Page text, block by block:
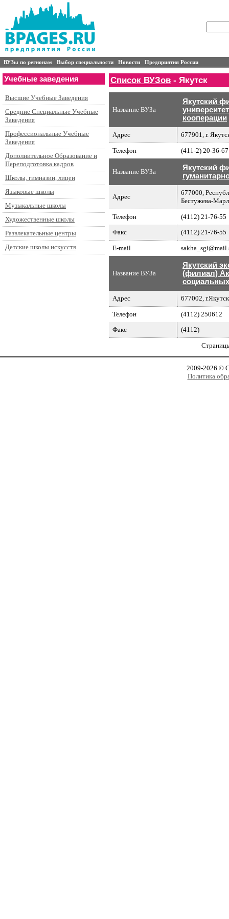
ВУЗы по регионам Выбор специальности Новости Предприятия России
Учебные заведения
Высшие Учебные Заведения
Средние Специальные Учебные
Заведения
Профессиональные Учебные
Заведения
Дополнительное Образование и
Переподготовка кадров
Школы, гимназии, лицеи
Языковые школы
Музыкальные школы
Художественные школы
Развлекательные центры
Детские школы искусств
Список ВУЗов - Якутск
Название ВУЗа
Якутский
кооперации
Адрес 677901, г.
Телефон (411-2) 20-36-67
Название ВУЗа
Якутский
Адрес
677000,
Бестужева-
Телефон
(4112) 21-76-55
Факс
(4112) 21-76-55
E-mail
Название ВУЗа
Якутский
(филиал)
Адрес 677002,
Телефон
(4112) 250612
Факс
(4112)
2009-2026 ©
Политика